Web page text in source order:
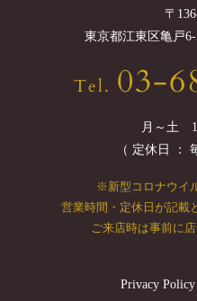
〒
東京都江東区亀戸
Tel. 03-
月～土
（ 定休日 ：
※新型コロナウイ
営業時間・定休日が記載
ご来店時は事前に
Privacy Policy